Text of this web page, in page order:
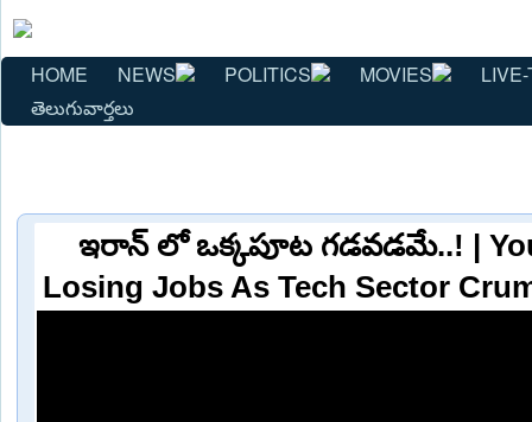
HOME NEWS POLITICS MOVIES
తెలుగువార్తలు
ఇరాన్ లో ఒక్కపూట గడవడమే..! |
Losing Jobs As Tech Sector